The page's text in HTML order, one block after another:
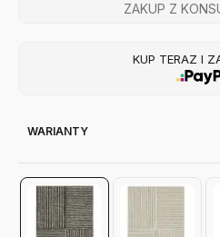
ZAKUP Z
KUP TERAZ I
WARIANTY